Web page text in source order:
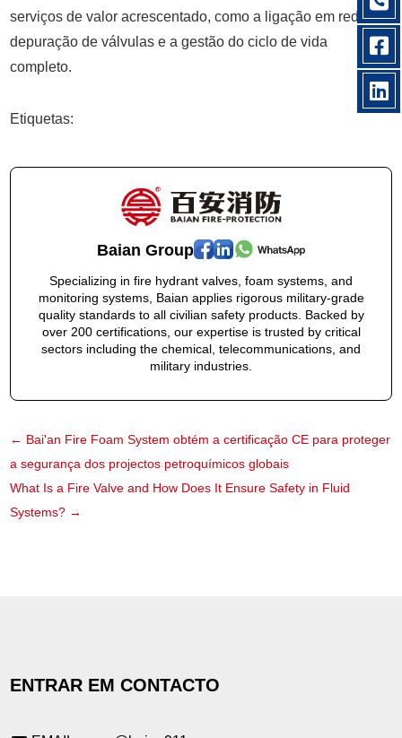
serviços de valor acrescentado, como a ligação em rede e a
depuração de válvulas e a gestão do ciclo de vida
completo.
Etiquetas:
Baian Group
Specializing in fire hydrant valves, foam systems, and
monitoring systems, Baian applies rigorous military-grade
quality standards to all civilian safety products. Backed by
over 200 certifications, our expertise is trusted by critical
sectors including the chemical, telecommunications, and
military industries.
← Bai'an Fire Foam System obtém a certificação CE para proteger
a segurança dos projectos petroquímicos globais
What Is a Fire Valve and How Does It Ensure Safety in Fluid
Systems? →
ENTRAR EM CONTACTO